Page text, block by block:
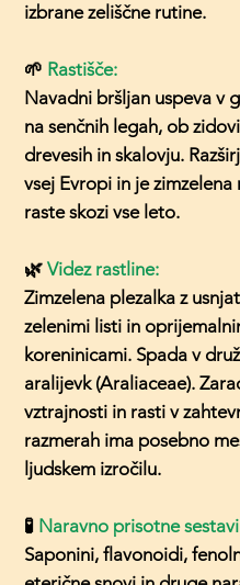
izbrane zeliščne rutine.
🌱 Rastišče:
Navadni bršljan uspeva v
na senčnih legah, ob
drevesih in skalovju.
vsej Evropi in je zimzelena
raste skozi vse leto.
🌿 Videz rastline:
Zimzelena plezalka z
zelenimi listi in
koreninicami. Spada v
aralijevk (Araliaceae).
vztrajnosti in rasti v
razmerah ima posebno
ljudskem izročilu.
🧪 Naravno prisotne
Saponini, flavonoidi,